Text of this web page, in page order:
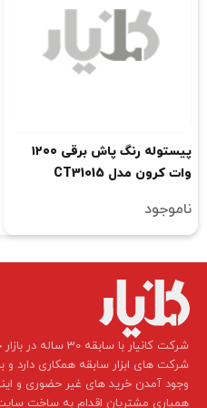
پیستوله رنگ پاش برقی ۱۲۰۰
وات کرون مدل CT31015
ناموجود
​شرکت کانیار با
شرکت های ابزار سابقه همکاری دارد و
وجود آمدن خرید های غیر حضوری و
همیاری مشتریان اقدام به ساخت